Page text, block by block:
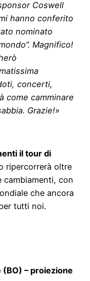
Coswell
hanno conferito
nominato
Magnifico!
concerti,
come camminare
Grazie!»
il tour di
ripercorrerà oltre
cambiamenti, con
che ancora
tutti noi.
(BO) – proiezione